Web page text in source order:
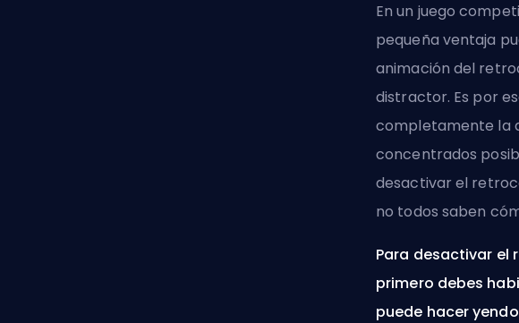
En un juego
pequeña ventaja
animación del
distractor. Es por
completamente la
concentrados
desactivar el
no todos saben
Para desactivar el
primero debes
puede hacer